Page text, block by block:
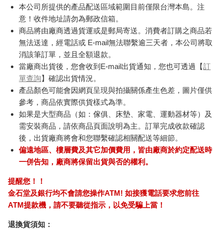
本公司所提供的產品配送區域範圍目前僅限台灣本島。注
意！收件地址請勿為郵政信箱。
商品將由廠商透過貨運或是郵局寄送。消費者訂購之商品若
無法送達，經電話或 E-mail無法聯繫逾三天者，本公司將取
消該筆訂單，並且全額退款。
當廠商出貨後，您會收到E-mail出貨通知，您也可透過【訂
單查詢】確認出貨情況。
產品顏色可能會因網頁呈現與拍攝關係產生色差，圖片僅供
參考，商品依實際供貨樣式為準。
如果是大型商品（如：傢俱、床墊、家電、運動器材等）及
需安裝商品，請依商品頁面說明為主。訂單完成收款確認
後，出貨廠商將會和您聯繫確認相關配送等細節。
偏遠地區、樓層費及其它加價費用，皆由廠商於約定配送時
一併告知，廠商將保留出貨與否的權利。
提醒您！！
金石堂及銀行均不會請您操作ATM! 如接獲電話要求您前往
ATM提款機，請不要聽從指示，以免受騙上當！
退換貨須知：